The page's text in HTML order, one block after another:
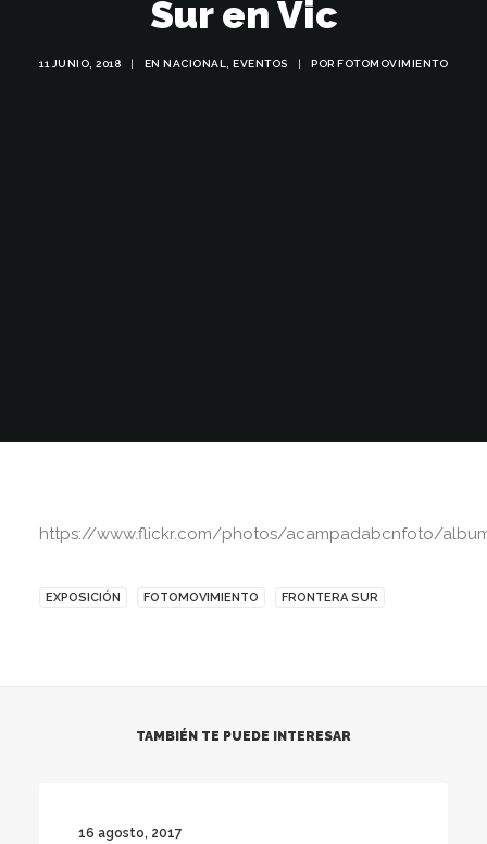
Sur en Vic
11 JUNIO, 2018 | EN NACIONAL EVENTOS | POR FOTOMOVIMIENTO
https://www.flickr.com/photos/acampadabcnfoto/
EXPOSICIÓN FOTOMOVIMIENTO FRONTERA SUR
TAMBIÉN TE PUEDE INTERESAR
16 agosto, 2017